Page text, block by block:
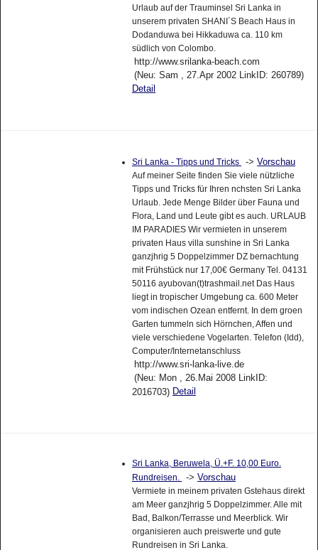
Urlaub auf der Trauminsel Sri Lanka in
unserem privaten SHANI´S Beach Haus in
Dodanduwa bei Hikkaduwa ca. 110 km
südlich von Colombo.
http://www.srilanka-beach.com
(Neu: Sam , 27.Apr 2002 LinkID: 260789)
Detail
Sri Lanka - Tipps und Tricks -> Vorschau
Auf meiner Seite finden Sie viele nützliche
Tipps und Tricks für Ihren nchsten Sri Lanka
Urlaub. Jede Menge Bilder über Fauna und
Flora, Land und Leute gibt es auch. URLAUB
IM PARADIES Wir vermieten in unserem
privaten Haus villa sunshine in Sri Lanka
ganzjhrig 5 Doppelzimmer DZ bernachtung
mit Frühstück nur 17,00€ Germany Tel. 04131
50116 ayubovan(t)trashmail.net Das Haus
liegt in tropischer Umgebung ca. 600 Meter
vom indischen Ozean entfernt. In dem groen
Garten tummeln sich Hörnchen, Affen und
viele verschiedene Vogelarten. Telefon (Idd),
Computer/Internetanschluss
http://www.sri-lanka-live.de
(Neu: Mon , 26.Mai 2008 LinkID:
2016703) Detail
Sri Lanka, Beruwela, Ü.+F. 10,00 Euro.
Rundreisen.
-> Vorschau
Vermiete in meinem privaten Gstehaus direkt
am Meer ganzjhrig 5 Doppelzimmer. Alle mit
Bad, Balkon/Terrasse und Meerblick. Wir
organisieren auch preiswerte und gute
Rundreisen in Sri Lanka.